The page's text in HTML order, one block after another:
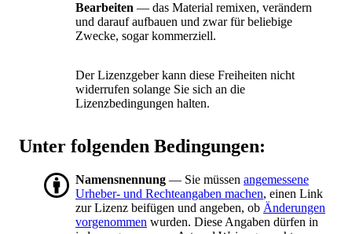
Bearbeiten — das Material remixen, verändern
und darauf aufbauen und zwar für beliebige
Zwecke, sogar kommerziell.
Der Lizenzgeber kann diese Freiheiten nicht
widerrufen solange Sie sich an die
Lizenzbedingungen halten.
Unter folgenden Bedingungen:
Namensnennung — Sie müssen angemessene
Urheber- und Rechteangaben machen, einen Link
zur Lizenz beifügen und angeben, ob Änderungen
vorgenommen wurden. Diese Angaben dürfen in